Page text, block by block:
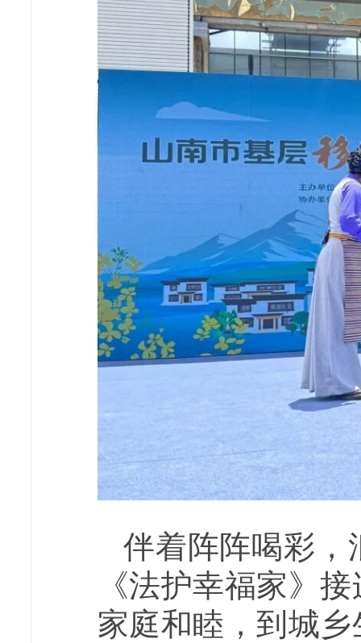
伴着阵阵喝彩，
《法护幸福家》
家庭和睦，到城